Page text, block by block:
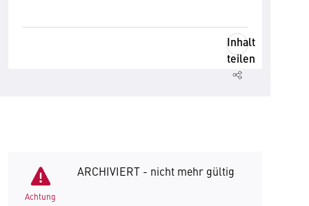
Inhalt
teilen
Achtung
ARCHIVIERT - nicht mehr gültig